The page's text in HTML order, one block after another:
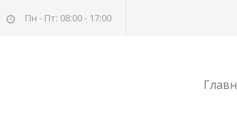
Пн - Пт: 08:00 - 17:00